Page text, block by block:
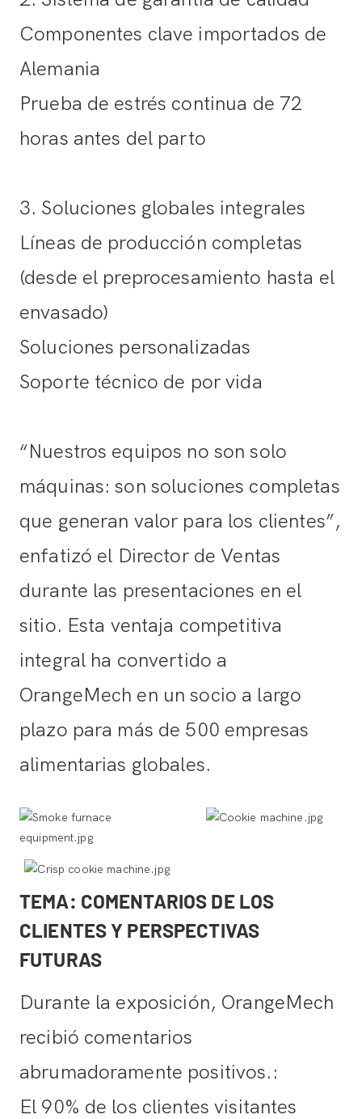
Componentes clave importados de
Alemania
Prueba de estrés continua de 72
horas antes del parto
3. Soluciones globales integrales
Líneas de producción completas
(desde el preprocesamiento hasta el
envasado)
Soluciones personalizadas
Soporte técnico de por vida
“Nuestros equipos no son solo
máquinas: son soluciones completas
que generan valor para los clientes”,
enfatizó el Director de Ventas
durante las presentaciones en el
sitio. Esta ventaja competitiva
integral ha convertido a
OrangeMech en un socio a largo
plazo para más de 500 empresas
alimentarias globales.
TEMA: COMENTARIOS DE LOS
CLIENTES Y PERSPECTIVAS
FUTURAS
Durante la exposición, OrangeMech
recibió comentarios
abrumadoramente positivos.:
El 90% de los clientes visitantes